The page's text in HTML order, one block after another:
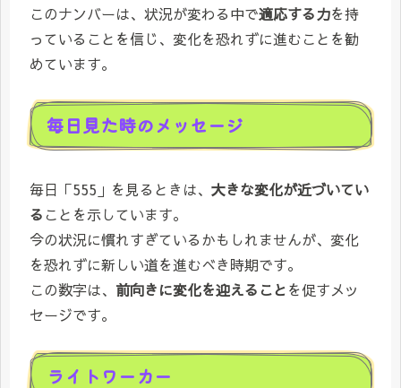
このナンバーは、状況が変わる中で適応する力を持
っていることを信じ、変化を恐れずに進むことを勧
めています。
毎日見た時のメッセージ
毎日「555」を見るときは、 大きな変化が近づいてい
る ことを示しています。
今の状況に慣れすぎているかもしれませんが、変化
を恐れずに新しい道を進むべき時期です。
この数字は、 前向きに変化を迎えることを促すメッ
セージです。
ライトワーカー